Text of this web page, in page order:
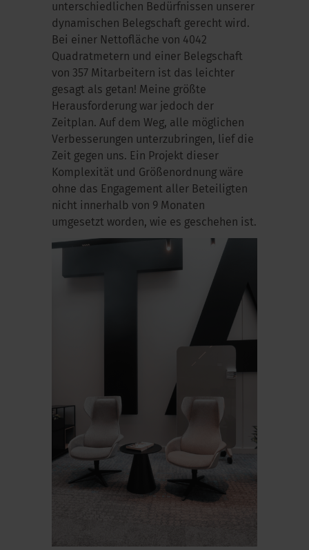
unterschiedlichen Bedürfnissen unserer
dynamischen Belegschaft gerecht wird.
Bei einer Nettofläche von 4042
Quadratmetern und einer Belegschaft
von 357 Mitarbeitern ist das leichter
gesagt als getan! Meine größte
Herausforderung war jedoch der
Zeitplan. Auf dem Weg, alle möglichen
Verbesserungen unterzubringen, lief die
Zeit gegen uns. Ein Projekt dieser
Komplexität und Größenordnung wäre
ohne das Engagement aller Beteiligten
nicht innerhalb von 9 Monaten
umgesetzt worden, wie es geschehen ist.